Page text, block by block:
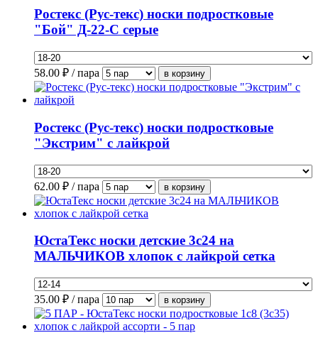
Ростекс (Рус-текс) носки подростковые
"Бой" Д-22-С серые
58.00 ₽ / пара
Ростекс (Рус-текс) носки подростковые
"Экстрим" с лайкрой
62.00 ₽ / пара
ЮстаТекс носки детские 3с24 на
МАЛЬЧИКОВ хлопок с лайкрой сетка
35.00 ₽ / пара